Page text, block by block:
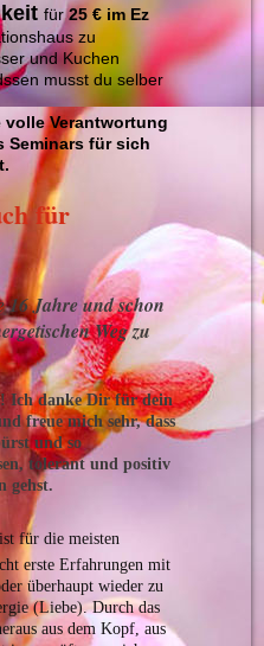
für25 € im Ez
zu
und Kuchen
musst du selber
Verantwortung
Seminars für sich
für
16 Jahre und schon
Weg zu
Ich danke Dir für dein
freue mich sehr, dass
und so
tolerant und positiv
gehst.
istfür die meisten
erste Erfahrungen mit
überhaupt wieder zu
(Liebe). Durch das
aus dem Kopf, aus